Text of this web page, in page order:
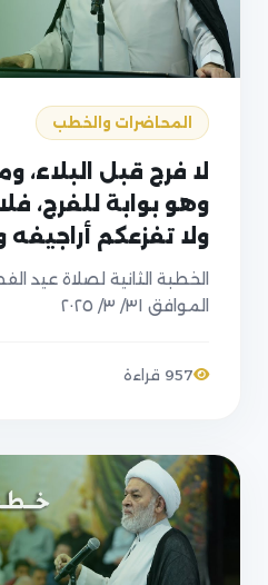
المحاضرات والخطب
لا
وهو بوابة للفرج،
ولا تفزعكم أراجيفه
الموافق ٣١/ ٣/ ٢٠٢٥
957 قراءة